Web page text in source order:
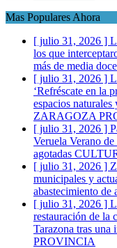
Mas Populares Ahora
[ julio 31, 2026 ]
los que
más de media
[ julio 31, 2026 ]
‘Refréscate en la
espacios
ZARAGOZA
[ julio 31, 2026 ]
Veruela Verano
agotadas
[ julio 31, 2026 ]
municipales y
abastecimiento de
[ julio 31, 2026 ]
restauración de la
Tarazona tras una
PROVINCIA